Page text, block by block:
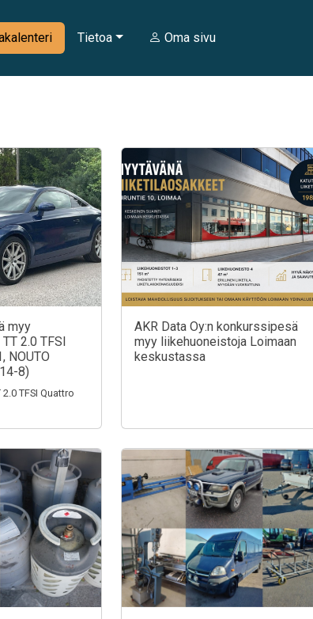
Tietoa Oma sivu
myy
2.0 TFSI
NOUTO
8)
TFSI Quattro
AKR Data Oy:n konkurssipesä
myy liikehuoneistoja Loimaan
keskustassa